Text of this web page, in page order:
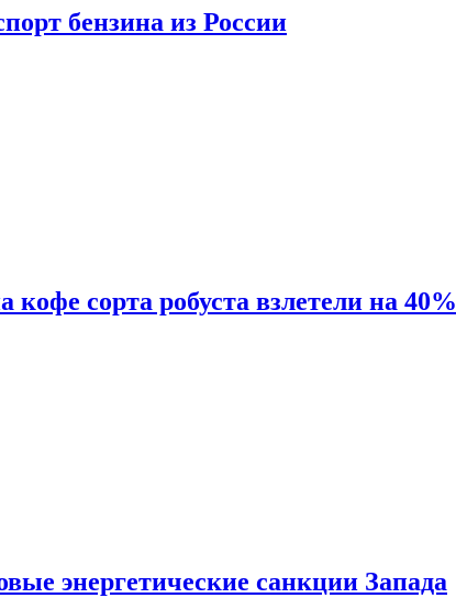
бензина из России
сорта робуста взлетели на 40%
энергетические санкции Запада